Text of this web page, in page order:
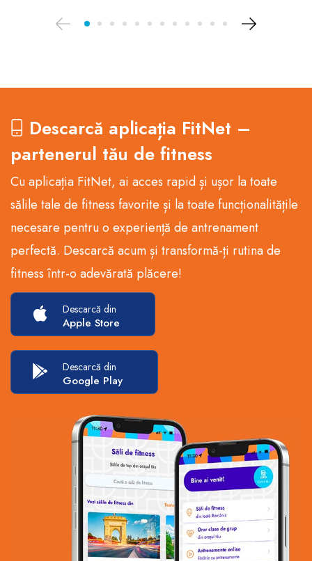
Descarcă aplicația FitNet –
partenerul tău de fitness
Cu aplicația FitNet, ai acces rapid și ușor la toate
sălile tale de fitness favorite și la toate funcționalitățile
necesare pentru o experiență de antrenament
perfectă. Descarcă acum și transformă-ți rutina de
fitness într-o adevărată plăcere!
Descarcă din
Apple Store
Descarcă din
Google Play